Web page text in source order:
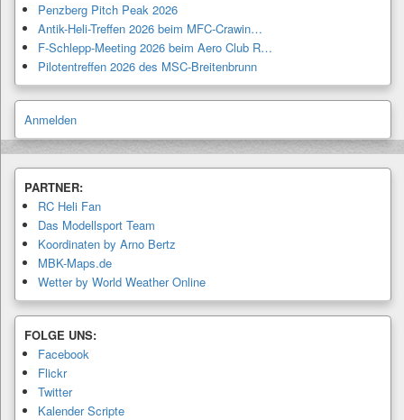
Penzberg Pitch Peak 2026
Antik-Heli-Treffen 2026 beim MFC-Crawin…
F-Schlepp-Meeting 2026 beim Aero Club R…
Pilotentreffen 2026 des MSC-Breitenbrunn
Anmelden
PARTNER:
RC Heli Fan
Das Modellsport Team
Koordinaten by Arno Bertz
MBK-Maps.de
Wetter by World Weather Online
FOLGE UNS:
Facebook
Flickr
Twitter
Kalender Scripte